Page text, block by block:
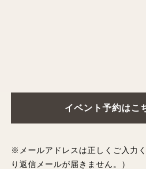
イベント予約はこ
※メールアドレスは正しくご入力
り返信メールが届きません。）